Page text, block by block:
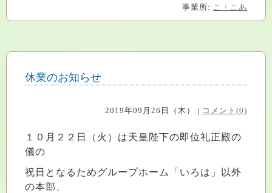
事業所: こ・こあ
休業のお知らせ
2019年09月26日（木） | コメント(0)
１０月２２日（火）は天皇陛下の即位礼正殿の
儀の
祝日となるためグループホーム「いろは」以外
の本部、